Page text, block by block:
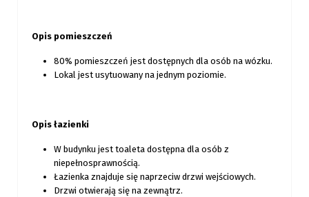
Opis pomieszczeń
80% pomieszczeń jest dostępnych dla osób na wózku.
Lokal jest usytuowany na jednym poziomie.
Opis łazienki
W budynku jest toaleta dostępna dla osób z
niepełnosprawnością.
Łazienka znajduje się naprzeciw drzwi wejściowych.
Drzwi otwierają się na zewnątrz.